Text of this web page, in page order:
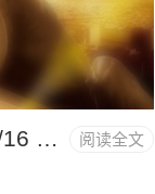
阅读全文
WSTU-IP-085MR 道奇DODGE轴承转换，,DODGE减速机 4 7/16 SLV RTL LINER ASSEMBLY